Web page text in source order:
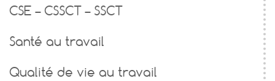
CSE – CSSCT – SSCT
Santé au travail
Qualité de vie au travail